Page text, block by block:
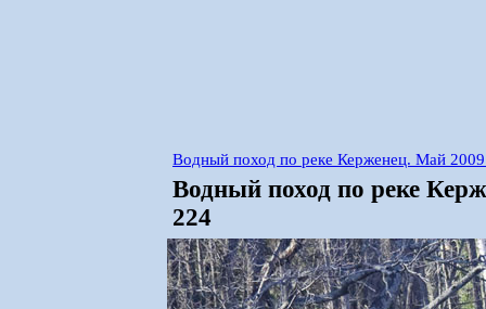
Водный поход по реке Керженец. Май
Водный поход по реке
224